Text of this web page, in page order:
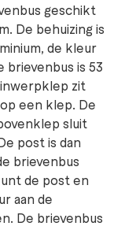
geschikt
De behuizing is
de kleur
is 53
zit
een klep. De
sluit
post is dan
brievenbus
de post en
aan de
De brievenbus